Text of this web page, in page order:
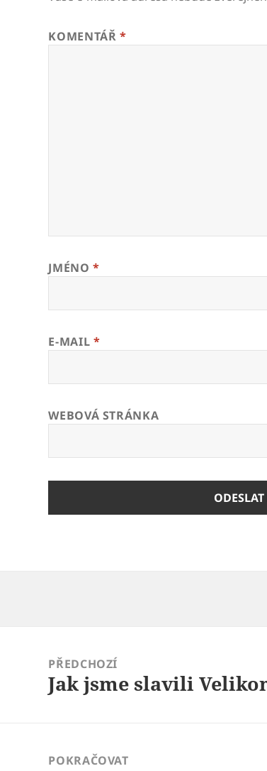
KOMENTÁŘ*
JMÉNO*
E-MAIL *
WEBOVÁ STRÁNKA
příspěvek
PŘEDCHOZÍ
Předchozí
Jak jsme slavili
POKRAČOVAT